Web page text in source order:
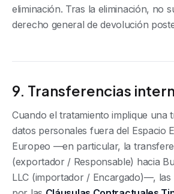
eliminación. Tras la eliminación, no
derecho general de devolución
9. Transferencias
Cuando el tratamiento implique una
datos personales fuera del Espacio
Europeo —en particular, la
(exportador / Responsable) hacia
LLC (importador / Encargado)—, las